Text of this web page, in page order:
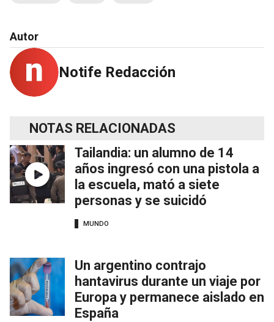
Autor
Notife Redacción
NOTAS RELACIONADAS
Tailandia: un alumno de 14
años ingresó con una pistola a
la escuela, mató a siete
personas y se suicidó
MUNDO
Un argentino contrajo
hantavirus durante un viaje por
Europa y permanece aislado en
España